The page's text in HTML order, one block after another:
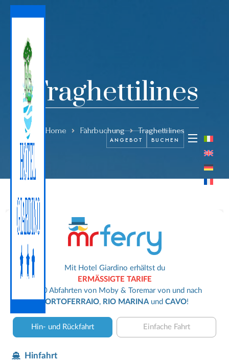
BUCHEN
ANGEBOT
Traghettilines
Home Fährbuchung Traghettilines